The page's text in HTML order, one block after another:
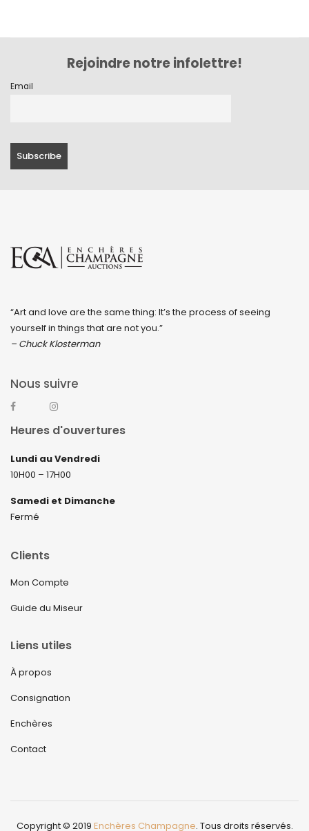
Rejoindre notre infolettre!
Email
“Art and love are the same thing: It’s the process of seeing
yourself in things that are not you.”
– Chuck Klosterman
Nous suivre
Heures d'ouvertures
Lundi au Vendredi
10H00 – 17H00
Samedi et Dimanche
Fermé
Clients
Mon Compte
Guide du Miseur
Liens utiles
À propos
Consignation
Enchères
Contact
Copyright © 2019 Enchères Champagne. Tous droits réservés.